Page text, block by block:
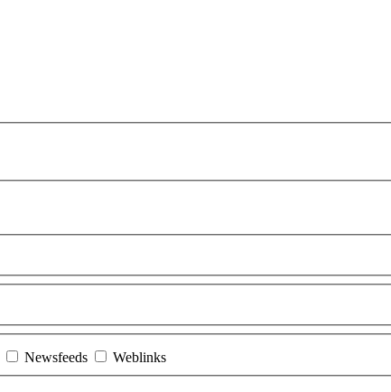
Newsfeeds Weblinks